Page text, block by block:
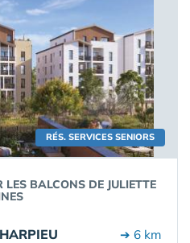
RÉS. SERVICES SENIORS
LES BALCONS DE JULIETTE
➔ 6 km